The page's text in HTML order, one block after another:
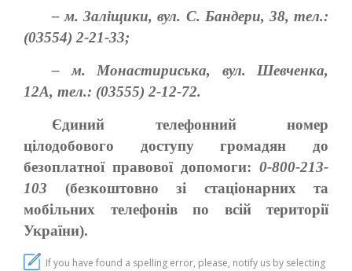
– м. Заліщики, вул. С. Бандери, 38, тел.:
(03554) 2-21-33;
– м. Монастириська, вул. Шевченка,
12А, тел.: (03555) 2-12-72.
Єдиний телефонний номер
цілодобового доступу громадян до
безоплатної правової допомоги: 0-800-213-
103 (безкоштовно зі стаціонарних та
мобільних телефонів по всій території
України).
If you have found a spelling error, please, notify us by selecting